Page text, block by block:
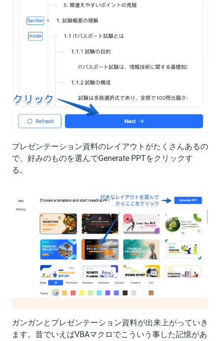
プレゼンテーション資料のレイアウトがたくさんあるの
で、好みのものを選んでGenerate PPTをクリックす
る。
ガンガンとプレゼンテーション資料が出来上がっていき
ます。昔でいえばVBAマクロでこういう事した記憶があ